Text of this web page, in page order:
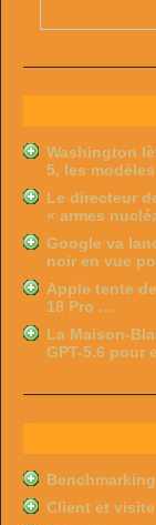
Washington
5, les
Le directeur
« armes
Google va
noir en vue
Apple tente
18 Pro …
La Maison-
GPT-5.6 pour
Benchmarking
Client et